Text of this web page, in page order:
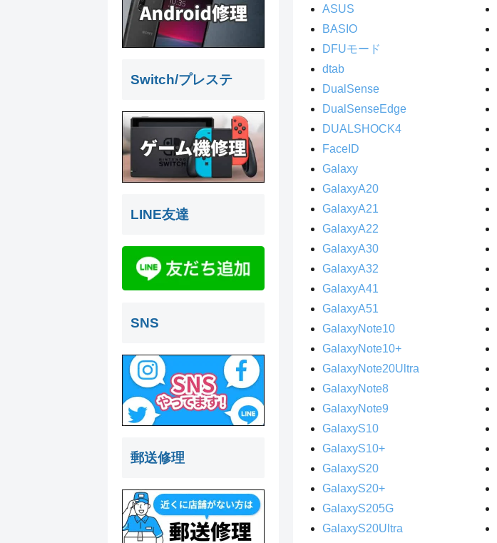
ASUS
BASIO
DFUモード
dtab
DualSense
DualSenseEdge
DUALSHOCK4
FaceID
Galaxy
GalaxyA20
GalaxyA21
GalaxyA22
GalaxyA30
GalaxyA32
GalaxyA41
GalaxyA51
GalaxyNote10
GalaxyNote10+
GalaxyNote20Ultra
GalaxyNote8
GalaxyNote9
GalaxyS10
GalaxyS10+
GalaxyS20
GalaxyS20+
GalaxyS205G
GalaxyS20Ultra
Switch/プレステ
LINE友達
SNS
郵送修理